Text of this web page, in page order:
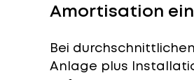
Amortisation
Bei durchschnittlichen
Anlage plus